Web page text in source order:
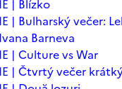
| Blízko
| Bulharský večer:
Barneva
| Culture vs War
| Čtvrtý večer